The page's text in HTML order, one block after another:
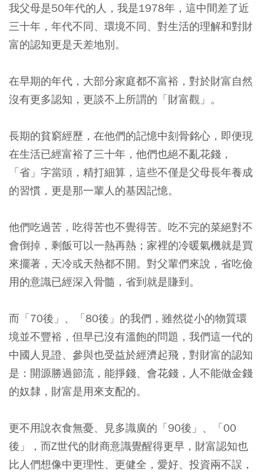
我父母是50年代的人，我是1978年，這中間差了近
三十年，年代不同、環境不同、對生活的理解和對財
富的認知更是天差地別。
在早期的年代，大部分家庭都不富裕，對於財富自然
沒有更多認知，更談不上所謂的「財富觀」。
長期的貧窮經歷，在他們的記憶中刻骨銘心，即便現
在生活已經富裕了三十年，他們也絕不亂花錢，
「省」字當頭，精打細算，這些不僅是父母長年養成
的習慣，更是那一輩人的基因記憶。
他們吃過苦，吃得苦也不覺得苦。吃不完的菜絕對不
會倒掉，剩飯可以一熱再熱；家裡的冷暖氣機就是買
來擺著，天冷或天熱都不開。 對父輩們來說，省吃儉
用的意識已經深入骨髓，省到就是賺到。
而「70後」、「80後」的我們，雖然從小的物質環
境並不豐裕，但早已沒有溫飽的問題，我們這一代的
中國人見證、參與也受益於經濟起飛，對財富的認知
是： 開源勝過節流，能掙錢、會花錢，人不能做金錢
的奴隸，財富是用來支配的。
更不用說衣食無憂、見多識廣的「90後」、「00
後」，而Z世代的財商意識覺醒得更早，財富認知也
比人們想像中更理性、更健全，愛好、投資兩不誤，